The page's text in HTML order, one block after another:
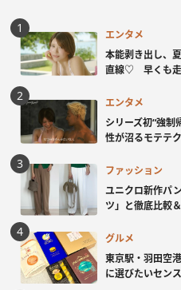
エンタメ
本能剥き出し、
直線♡ 早くも走
エンタメ
シリーズ初“強
性が沼るモテテ
ファッション
ユニクロ新作パ
ツ」と徹底比較
グルメ
東京駅・羽田空
に選びたいセン